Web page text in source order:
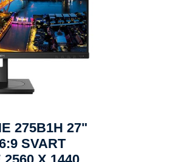
275B1H 27"
SVART